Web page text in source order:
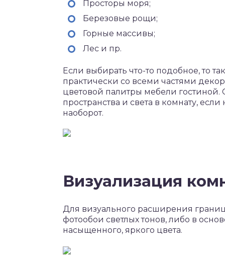
Просторы моря;
Березовые рощи;
Горные массивы;
Лес и пр.
Если выбирать что-то подобное, то
практически со всеми частями
цветовой палитры мебели гостиной.
пространства и света в комнату,
наоборот.
Визуализация
Для визуального расширения
фотообои светлых тонов, либо в
насыщенного, яркого цвета.